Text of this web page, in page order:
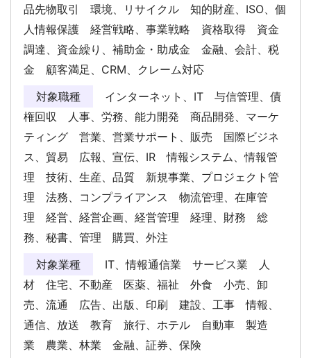
品先物取引 環境、リサイクル 知的財産、ISO、個
人情報保護 経営戦略、事業戦略 資格取得 資金
調達、資金繰り、補助金・助成金 金融、会計、税
金 顧客満足、CRM、クレーム対応
対象職種
インターネット、IT 与信管理、債
権回収 人事、労務、能力開発 商品開発、マーケ
ティング 営業、営業サポート、販売 国際ビジネ
ス、貿易 広報、宣伝、IR 情報システム、情報管
理 技術、生産、品質 新規事業、プロジェクト管
理 法務、コンプライアンス 物流管理、在庫管
理 経営、経営企画、経営管理 経理、財務 総
務、秘書、管理 購買、外注
対象業種
IT、情報通信業 サービス業 人
材 住宅、不動産 医薬、福祉 外食 小売、卸
売、流通 広告、出版、印刷 建設、工事 情報、
通信、放送 教育 旅行、ホテル 自動車 製造
業 農業、林業 金融、証券、保険